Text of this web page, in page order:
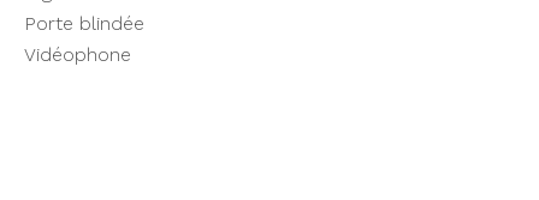
Porte blindée
Vidéophone